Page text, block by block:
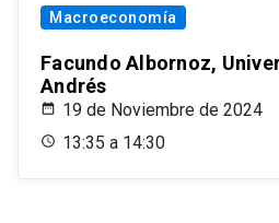
Macroeconomía
Facundo Albornoz,
Andrés
19 de Noviembre de 2024
13:35 a 14:30